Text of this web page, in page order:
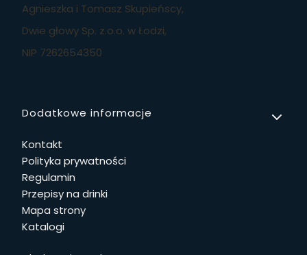
Agnieszka i Tomasz Skupieńscy,
Dwie głowy Sp. z.o.o. w Łodzi,
NIP 7262654350
Linki w stopce
Dodatkowe informacje
Kontakt
Polityka prywatności
Regulamin
Przepisy na drinki
Mapa strony
Katalogi